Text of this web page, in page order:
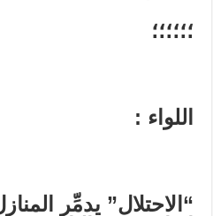
؛؛؛؛؛؛
اللواء :
“الاحتلال” يدمِّر